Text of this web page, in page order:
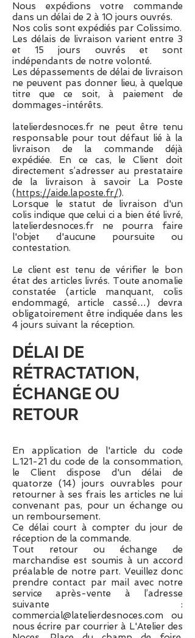
Nous expédions votre commande
dans un délai de 2 à 10 jours ouvrés.
Nos colis sont expédiés par Colissimo.
Les délais de livraison varient entre 3
et 15 jours ouvrés et sont
indépendants de notre volonté.
Les dépassements de délai de livraison
ne peuvent pas donner lieu, à quelque
titre que ce soit, à paiement de
dommages-intérêts.
latelierdesnoces.fr ne peut être tenu
responsable pour tout défaut lié à la
livraison de la commande déjà
expédiée. En ce cas, le Client doit
directement s’adresser au prestataire
de la livraison à savoir La Poste
( https://aide.laposte.fr/).
Lorsque le statut de livraison d'un
colis indique que celui ci a bien été livré,
latelierdesnoces.fr ne pourra faire
l'objet d'aucune poursuite ou
contestation.
Le client est tenu de vérifier le bon
état des articles livrés. Toute anomalie
constatée (article manquant, colis
endommagé, article cassé…) devra
obligatoirement être indiquée dans les
4 jours suivant la réception.
DÉLAI DE
RÉTRACTATION,
ÉCHANGE OU
RETOUR
En application de l'article du code
L.121-21 du code de la consommation,
le Client dispose d'un délai de
quatorze (14) jours ouvrables pour
retourner à ses frais les articles ne lui
convenant pas, pour un échange ou
un remboursement.
Ce délai court à compter du jour de
réception de la commande.
Tout retour ou échange de
marchandise est soumis à un accord
préalable de notre part. Veuillez donc
prendre contact par mail avec notre
service après-vente à l’adresse
suivante :
commercial@latelierdesnoces.com ou
nous écrire par courrier à L'Atelier des